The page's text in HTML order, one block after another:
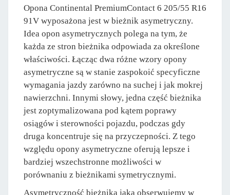
Opona Continental PremiumContact 6 205/55 R16
91V wyposażona jest w bieżnik asymetryczny.
Idea opon asymetrycznych polega na tym, że
każda ze stron bieżnika odpowiada za określone
właściwości. Łącząc dwa różne wzory opony
asymetryczne są w stanie zaspokoić specyficzne
wymagania jazdy zarówno na suchej i jak mokrej
nawierzchni. Innymi słowy, jedna część bieżnika
jest zoptymalizowana pod kątem poprawy
osiągów i sterowności pojazdu, podczas gdy
druga koncentruje się na przyczepności. Z tego
względu opony asymetryczne oferują lepsze i
bardziej wszechstronne możliwości w
porównaniu z bieżnikami symetrycznymi.
Asymetryczność bieżnika jaką obserwujemy w